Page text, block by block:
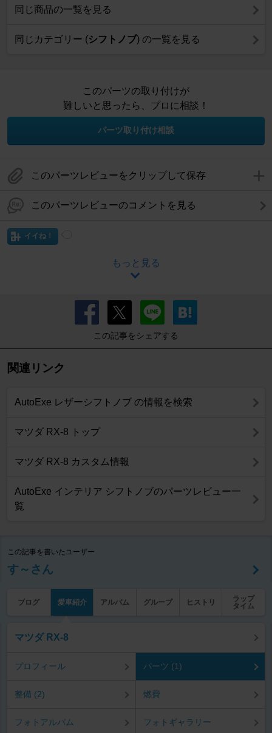
同じ商品の一覧を見る
同じカテゴリー (シフトノブ) の一覧を見る
このパーツの取り付けが
難しいと思ったら、プロに相談！
パーツ取り付け相談
このパーツレビューをクリップして保存
このパーツレビューのコメントを見る
イイね！
もっと見る
この記事をシェアする
関連リンク
AutoExe レザーシフトノブ の情報を検索
マツダ RX-8 トップ
マツダ RX-8 カスタム情報
AutoExe インテリア シフトノブのパーツレビュー一
覧
この記事を書いたユーザー
す～さん
ブログ 愛車紹介 アルバム グループ ヒストリ
ラップ
タイム
マツダ RX-8
プロフィール パーツ (1)
整備 (2) 燃費
フォトアルバム フォトギャラリー